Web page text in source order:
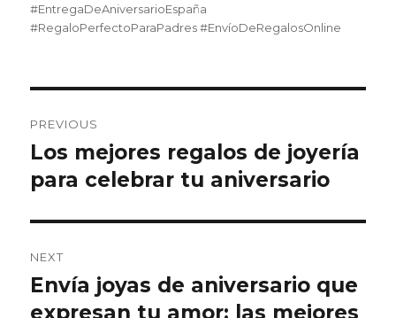
#EntregaDeAniversarioEspaña
#RegaloPerfectoParaPadres #EnvíoDeRegalosOnline
navigation
PREVIOUS
Previous
post:
Los mejores regalos de joyería
para celebrar tu aniversario
NEXT
Next
post:
Envía joyas de aniversario que
expresan tu amor: las mejores